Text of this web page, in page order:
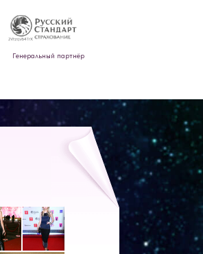
Генеральный партнёр